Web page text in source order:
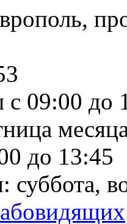
09:00 до
до 13:45